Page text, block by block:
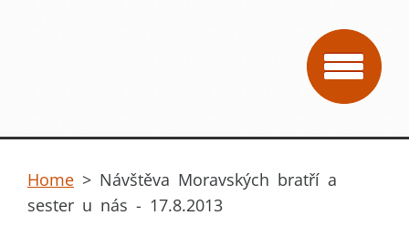
Home > Návštěva Moravských bratří a
sester u nás - 17.8.2013